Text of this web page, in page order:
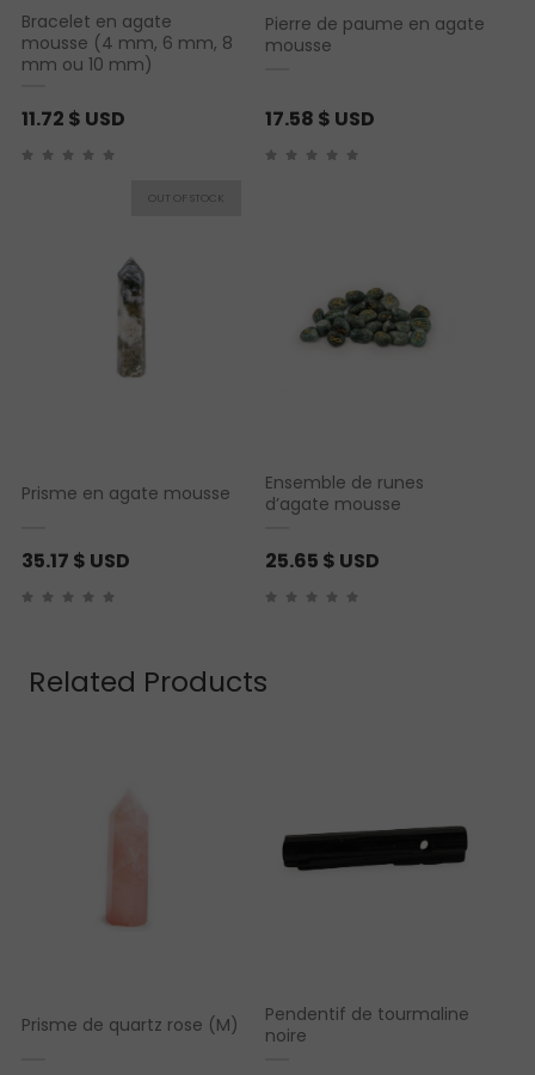
Bracelet en agate
mousse (4 mm, 6 mm, 8
mm ou 10 mm)
11.72 $ USD
Pierre de paume en agate
mousse
17.58 $ USD
Prisme en agate mousse
35.17 $ USD
Ensemble de runes
d’agate mousse
25.65 $ USD
Related Products
Prisme de quartz rose (M)
Pendentif de tourmaline
noire